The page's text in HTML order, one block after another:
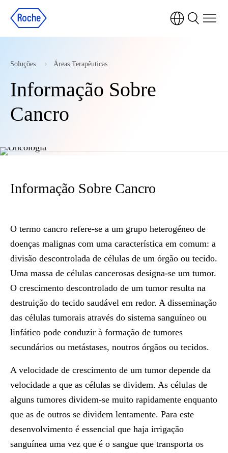
Soluções Áreas Terapêuticas
Informação Sobre
Cancro
Informação Sobre Cancro
O termo cancro refere-se a um grupo heterogéneo de
doenças malignas com uma característica em comum: a
divisão descontrolada de células de um órgão ou tecido.
Uma massa de células cancerosas designa-se um tumor.
O crescimento descontrolado de um tumor resulta na
destruição do tecido saudável em redor. A disseminação
das células tumorais através do sistema sanguíneo ou
linfático pode conduzir à formação de tumores
secundários ou metástases, noutros órgãos ou tecidos.
A velocidade de crescimento de um tumor depende da
velocidade a que as células se dividem. As células de
alguns tumores dividem-se muito rapidamente enquanto
que as de outros se dividem lentamente. Para este
desenvolvimento é essencial que haja irrigação
sanguínea uma vez que é o sangue que transporta os